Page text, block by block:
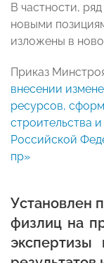
В частности,
новыми
изложены в
Приказ
внесении
ресурсов,
строительства
Российской
пр»
Установлен
физлиц на
экспертизы